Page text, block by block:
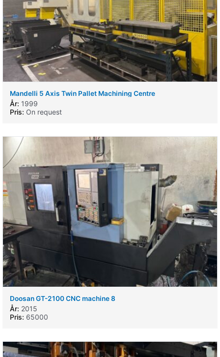
Mandelli 5 Axis Twin Pallet Machining Centre
År: 1999
Pris: On request
Doosan GT-2100 CNC machine 8
År: 2015
Pris: 65000